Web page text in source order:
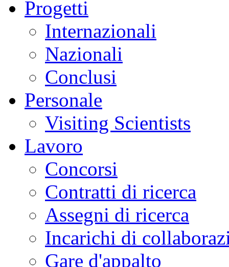
Progetti
Internazionali
Nazionali
Conclusi
Personale
Visiting Scientists
Lavoro
Concorsi
Contratti di ricerca
Assegni di ricerca
Incarichi di
Gare d'appalto